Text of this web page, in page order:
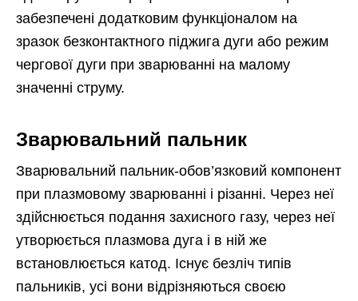
забезпечені додатковим функціоналом на
зразок безконтактного піджига дуги або режим
чергової дуги при зварюванні на малому
значенні струму.
Зварювальний пальник
Зварювальний пальник-обов’язковий компонент
при плазмовому зварюванні і різанні. Через неї
здійснюється подання захисного газу, через неї
утворюється плазмова дуга і в ній же
встановлюється катод. Існує безліч типів
пальників, усі вони відрізняються своєю